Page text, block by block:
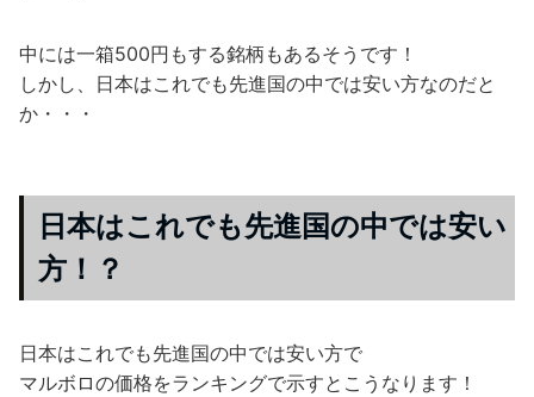
中には一箱500円もする銘柄もあるそうです！
しかし、日本はこれでも先進国の中では安い方なのだと
か・・・
日本はこれでも先進国の中では安い
方！？
日本はこれでも先進国の中では安い方で
マルボロの価格をランキングで示すとこうなります！